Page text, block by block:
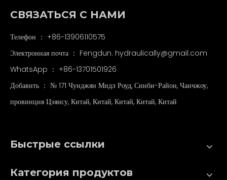
СВЯЗАТЬСЯ С НАМИ
Телефон ： +86-13906110575
Электронная почта ： Fengdun. hydraulically@gmail.com
WhatsApp ： +86-13701501926
Добавить ： № 171 Чунджян Мидл Роуд, Синби-Район, Чанчжоу,
провинция Цзянсу, Китай, Китай, Китай, Китай, Китай
Быстрые ссылки
Категория продуктов